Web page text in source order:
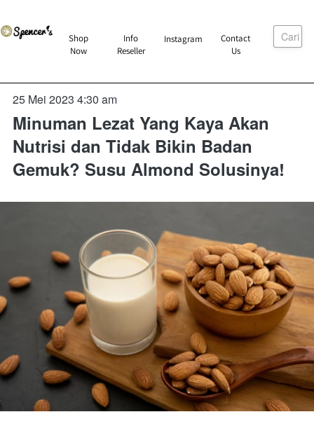
`
Shop
Now
` Info
Reseller
`Instagram `
Contact
Us
Cari
25 Mei 2023 4:30 am
Minuman Lezat Yang Kaya Akan
Nutrisi dan Tidak Bikin Badan
Gemuk? Susu Almond Solusinya!